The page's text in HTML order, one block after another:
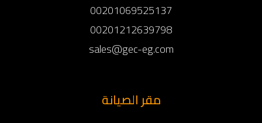
مقر الصيانة
00201069525137
00201212639798
sales@gec-eg.com